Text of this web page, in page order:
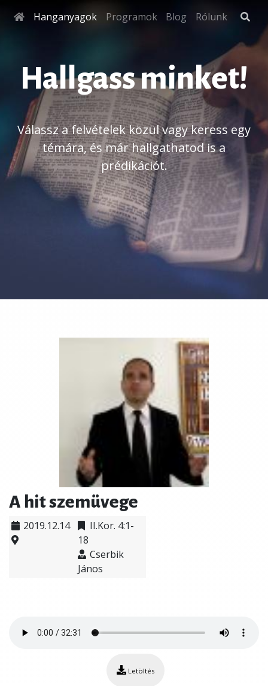
Hanganyagok Programok Blog Rólunk
Hallgass minket!
Válassz a felvételek közül vagy keress egy
témára, és már hallgathatod is a
prédikációt.
A hit szemüvege
2019.12.14
II.Kor. 4:1-
18
Cserbik
János
Letöltés